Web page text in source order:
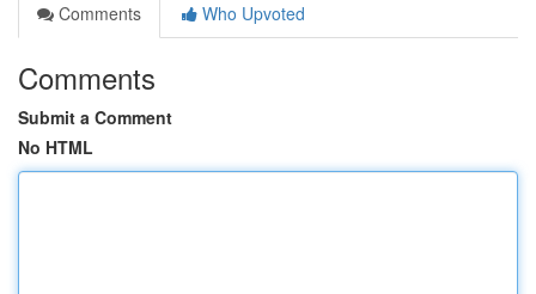
Comments
Who Upvoted
Comments
Submit a Comment
No HTML